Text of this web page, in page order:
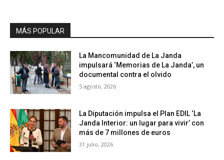
MÁS POPULAR
La Mancomunidad de La Janda
impulsará ‘Memorias de La Janda’, un
documental contra el olvido
5 agosto, 2026
La Diputación impulsa el Plan EDIL ‘La
Janda Interior: un lugar para vivir’ con
más de 7 millones de euros
31 julio, 2026